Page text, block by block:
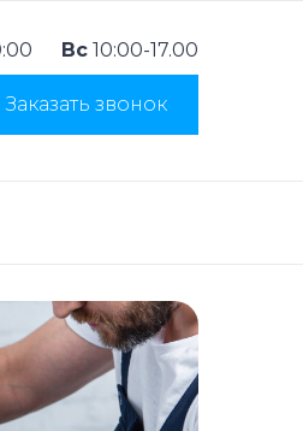
Вс 10:00-17.00
Заказать звонок